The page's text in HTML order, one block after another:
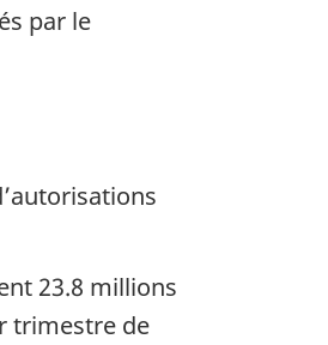
par le
23.8 millions
trimestre de